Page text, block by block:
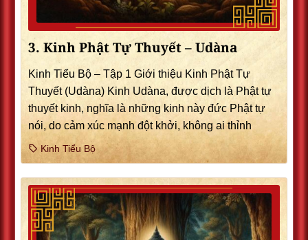
3. Kinh Phật Tự Thuyết – Udàna
Kinh Tiểu Bộ – Tập 1 Giới thiệu Kinh Phật Tự
Thuyết (Udàna) Kinh Udàna, được dịch là Phật tự
thuyết kinh, nghĩa là những kinh này đức Phật tự
nói, do cảm xúc mạnh đột khởi, không ai thỉnh
Kinh Tiểu Bộ